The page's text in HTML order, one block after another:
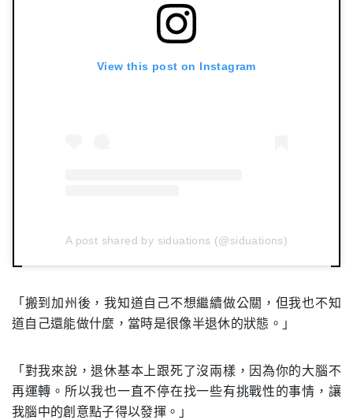
View this post on Instagram
A post shared by siduations (@siduations)
「搬到加州後，我知道自己不想繼續做公關，但我也不知
道自己還能做什麼，當時是很像半退休的狀態。」
「對我來說，退休基本上跟死了沒兩樣，因為你的大腦不
再運轉。所以我也一直不停在找一些有挑戰性的事情，讓
我腦中的創意點子得以發揮。」